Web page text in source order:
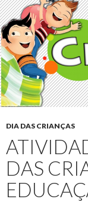
DIA DAS CRIANÇAS
DAS